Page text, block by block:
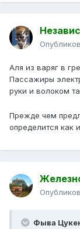
Аля из варяг в
Пассажиры
руки и волоком
Прежде чем
определится как
Фыва